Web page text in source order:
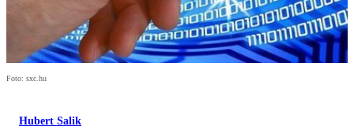
Foto: sxc.hu
Hubert Salik